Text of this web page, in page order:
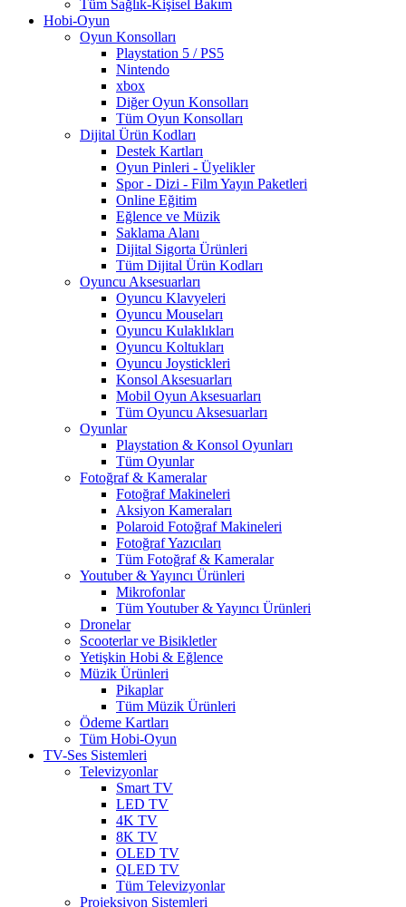
Tüm Sağlık-Kişisel Bakım
Hobi-Oyun
Oyun Konsolları
Playstation 5 / PS5
Nintendo
xbox
Diğer Oyun Konsolları
Tüm Oyun Konsolları
Dijital Ürün Kodları
Destek Kartları
Oyun Pinleri - Üyelikler
Spor - Dizi - Film Yayın Paketleri
Online Eğitim
Eğlence ve Müzik
Saklama Alanı
Dijital Sigorta Ürünleri
Tüm Dijital Ürün Kodları
Oyuncu Aksesuarları
Oyuncu Klavyeleri
Oyuncu Mouseları
Oyuncu Kulaklıkları
Oyuncu Koltukları
Oyuncu Joystickleri
Konsol Aksesuarları
Mobil Oyun Aksesuarları
Tüm Oyuncu Aksesuarları
Oyunlar
Playstation & Konsol Oyunları
Tüm Oyunlar
Fotoğraf & Kameralar
Fotoğraf Makineleri
Aksiyon Kameraları
Polaroid Fotoğraf Makineleri
Fotoğraf Yazıcıları
Tüm Fotoğraf & Kameralar
Youtuber & Yayıncı Ürünleri
Mikrofonlar
Tüm Youtuber & Yayıncı Ürünleri
Dronelar
Scooterlar ve Bisikletler
Yetişkin Hobi & Eğlence
Müzik Ürünleri
Pikaplar
Tüm Müzik Ürünleri
Ödeme Kartları
Tüm Hobi-Oyun
TV-Ses Sistemleri
Televizyonlar
Smart TV
LED TV
4K TV
8K TV
OLED TV
QLED TV
Tüm Televizyonlar
Projeksiyon Sistemleri